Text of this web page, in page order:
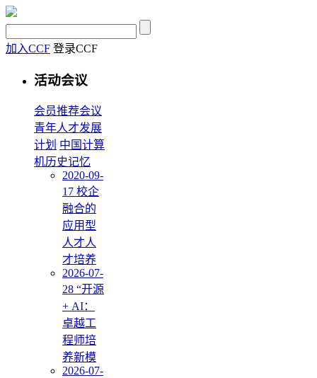
加入CCF 登录CCF
活动会议
会员推荐会议
青年人才发展
计划 中国计算
机历史记忆
2020-09-
17 校企
融合的
应用型
人才人
才培养
2026-07-
28 “开源
+ AI：
卓越工
程师培
养新模
2026-07-